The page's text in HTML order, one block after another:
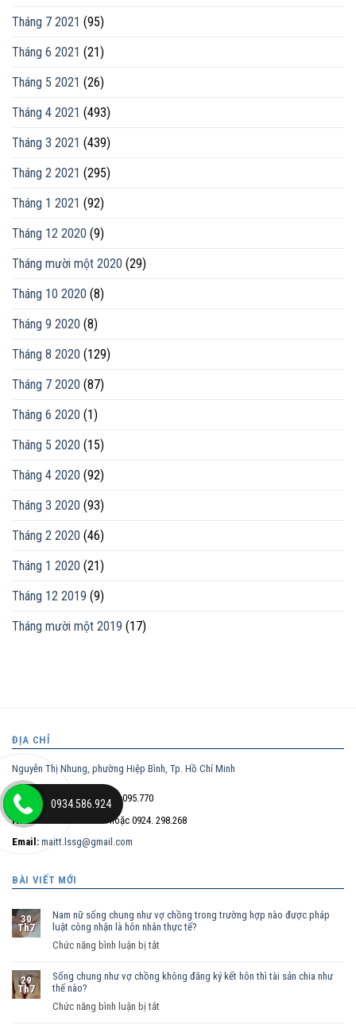
Tháng 7 2021 (95)
Tháng 6 2021 (21)
Tháng 5 2021 (26)
Tháng 4 2021 (493)
Tháng 3 2021 (439)
Tháng 2 2021 (295)
Tháng 1 2021 (92)
Tháng 12 2020 (9)
Tháng mười một 2020 (29)
Tháng 10 2020 (8)
Tháng 9 2020 (8)
Tháng 8 2020 (129)
Tháng 7 2020 (87)
Tháng 6 2020 (1)
Tháng 5 2020 (15)
Tháng 4 2020 (92)
Tháng 3 2020 (93)
Tháng 2 2020 (46)
Tháng 1 2020 (21)
Tháng 12 2019 (9)
Tháng mười một 2019 (17)
ĐỊA CHỈ
Nguyễn Thị Nhung, phường Hiệp Bình, Tp. Hồ Chí Minh
Điện thoại trực tiếp:0932.095.770
Hotline:
hoặc 0924. 298.268
Email: maitt.lssg@gmail.com
BÀI VIẾT MỚI
30
Th7
Nam nữ sống chung như vợ chồng trong trường hợp nào được pháp
luật công nhận là hôn nhân thực tế?
Chức năng bình luận bị tắt
nữ
29
Th7
Sống chung như vợ chồng không đăng ký kết hôn thì tài sản chia như
thế nào?
Chức năng bình luận bị tắt
0934.586.924